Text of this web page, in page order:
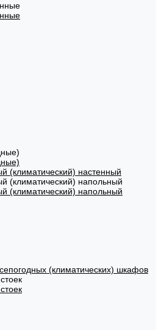
(климатический) настенный
(климатический) напольный
(климатический) напольный
(климатических) шкафов